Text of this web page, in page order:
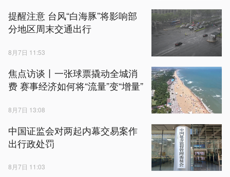
提醒注意 台风“白海豚”将影响部
分地区周末交通出行
8月7日 11:53
焦点访谈丨一张球票撬动全城消
费 赛事经济如何将“流量”变“增量”
8月7日 13:08
中国证监会对两起内幕交易案作
出行政处罚
8月7日 11:03